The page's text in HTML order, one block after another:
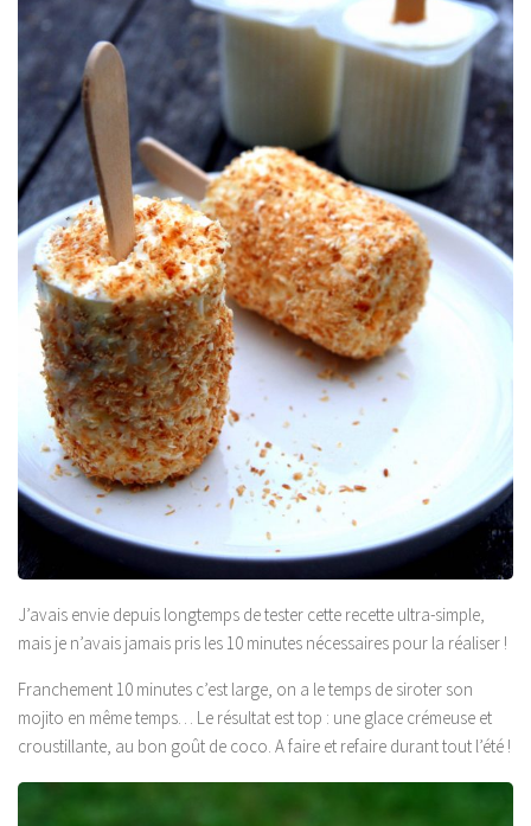
J’avais envie depuis longtemps de tester cette recette ultra-simple,
mais je n’avais jamais pris les 10 minutes nécessaires pour la réaliser !
Franchement 10 minutes c’est large, on a le temps de siroter son
mojito en même temps… Le résultat est top : une glace crémeuse et
croustillante, au bon goût de coco. A faire et refaire durant tout l’été !